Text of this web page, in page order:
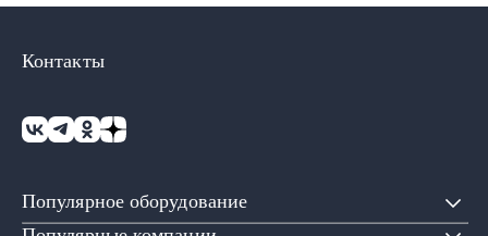
Популярное оборудование
Контакты